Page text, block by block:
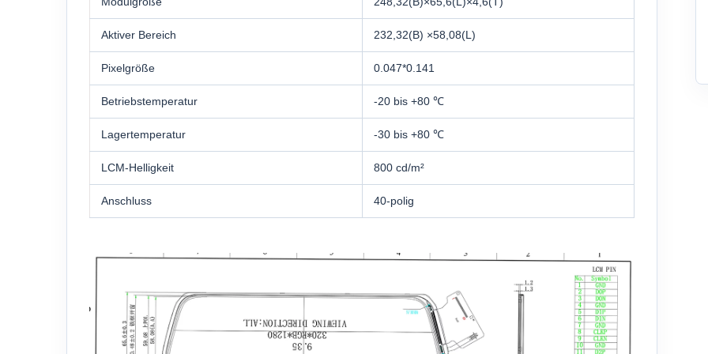
Aktiver Bereich 232,32(B) ×58,08(L)
Pixelgröße 0.047*0.141
Betriebstemperatur -20 bis +80 ℃
Lagertemperatur -30 bis +80 ℃
LCM-Helligkeit 800 cd/m²
Anschluss 40-polig